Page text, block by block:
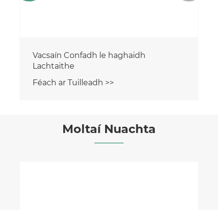
Moltaí Nuachta